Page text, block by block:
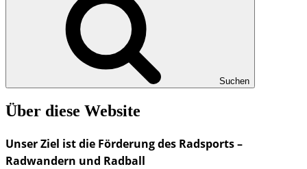
Suchen
Über diese Website
Unser Ziel ist die Förderung des Radsports –
Radwandern und Radball